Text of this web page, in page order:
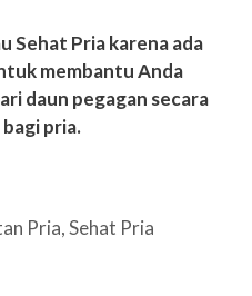
Sehat Pria karena ada
membantu Anda
daun pegagan secara
pria.
Pria,Sehat Pria